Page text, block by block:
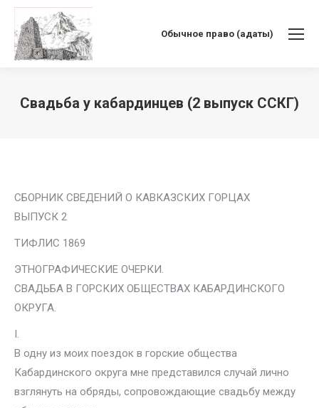
Обычное право (адаты)
Свадьба у кабардинцев (2 выпуск ССКГ)
СБОРНИК СВЕДЕНИЙ О КАВКАЗСКИХ ГОРЦАХ
ВЫПУСК 2
ТИФЛИС 1869
ЭТНОГРАФИЧЕСКИЕ ОЧЕРКИ.
СВАДЬБА В ГОРСКИХ ОБЩЕСТВАХ КАБАРДИНСКОГО
ОКРУГА.
I.
В одну из моих поездок в горские общества
Кабардинского округа мне представился случай лично
взглянуть на обряды, сопровождающие свадьбу между